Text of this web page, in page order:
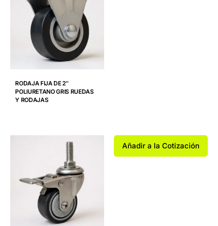
RODAJA FIJA DE 2″
POLIURETANO GRIS RUEDAS
Y RODAJAS
Añadir a la Cotización